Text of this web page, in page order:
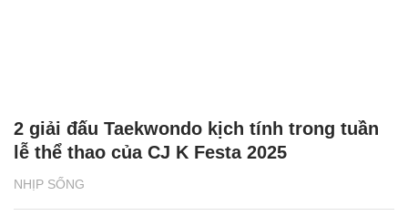
NHỊP SỐNG
2 giải đấu Taekwondo kịch tính trong tuần
lễ thể thao của CJ K Festa 2025